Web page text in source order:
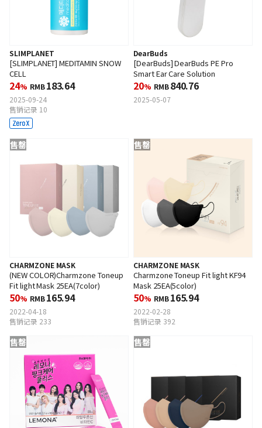
SLIMPLANET
[SLIMPLANET] MEDITAMIN SNOW
CELL
24% RMB183.64
2025-09-24
售销记录 10
DearBuds
[DearBuds] DearBuds PE Pro
Smart Ear Care Solution
20% RMB840.76
2025-05-07
售罄
CHARMZONE MASK
(NEW COLOR)Charmzone Toneup
Fit light Mask 25EA(7color)
50% RMB165.94
2022-04-18
售销记录 233
售罄
CHARMZONE MASK
Charmzone Toneup Fit light KF94
Mask 25EA(5color)
50% RMB165.94
2022-02-28
售销记录 392
售罄 售罄